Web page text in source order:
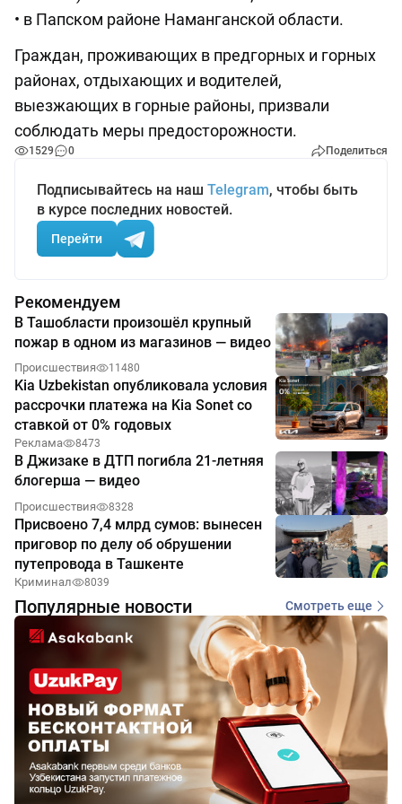
• в Папском районе Наманганской области.
Граждан, проживающих в предгорных и горных
районах, отдыхающих и водителей,
выезжающих в горные районы, призвали
соблюдать меры предосторожности.
1529 0 Поделиться
Подписывайтесь на наш Telegram, чтобы быть
в курсе последних новостей.
Перейти
Рекомендуем
В Ташобласти произошёл крупный
пожар в одном из магазинов — видео
Происшествия 11480
Kia Uzbekistan опубликовала условия
рассрочки платежа на Kia Sonet со
ставкой от 0% годовых
Реклама 8473
В Джизаке в ДТП погибла 21-летняя
блогерша — видео
Происшествия 8328
Присвоено 7,4 млрд сумов: вынесен
приговор по делу об обрушении
путепровода в Ташкенте
Криминал 8039
Популярные новости Смотреть еще